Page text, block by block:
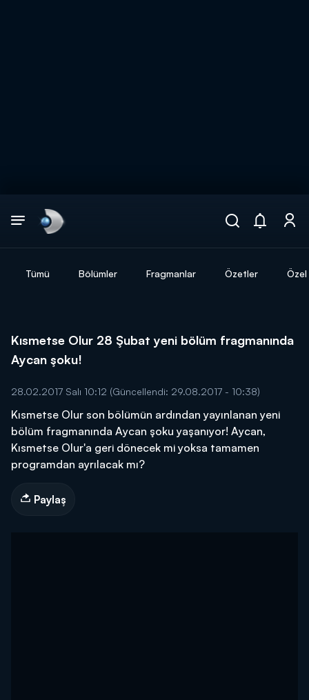
Tümü Bölümler Fragmanlar Özetler
Kısmetse Olur 28 Şubat yeni bölüm fragmanında
Aycan şoku!
28.02.2017 Salı 10:12 (Güncellendi: 29.08.2017 - 10:38)
Kısmetse Olur son bölümün ardından yayınlanan yeni
bölüm fragmanında Aycan şoku yaşanıyor! Aycan,
Kısmetse Olur'a geri dönecek mi yoksa tamamen
programdan ayrılacak mı?
Paylaş